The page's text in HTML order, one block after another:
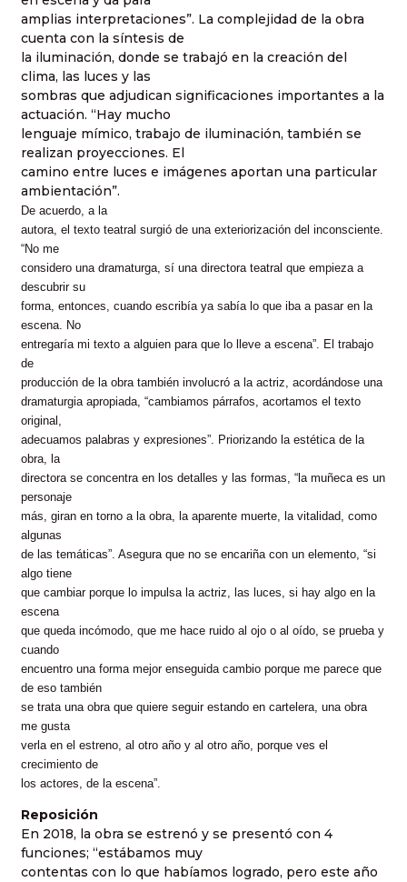
amplias interpretaciones”. La complejidad de la obra
cuenta con la síntesis de
la iluminación, donde se trabajó en la creación del
clima, las luces y las
sombras que adjudican significaciones importantes a la
actuación. “Hay mucho
lenguaje mímico, trabajo de iluminación, también se
realizan proyecciones. El
camino entre luces e imágenes aportan una particular
ambientación”.
De acuerdo, a la
autora, el texto teatral surgió de una exteriorización del inconsciente.
“No me
considero una dramaturga, sí una directora teatral que empieza a
descubrir su
forma, entonces, cuando escribía ya sabía lo que iba a pasar en la
escena. No
entregaría mi texto a alguien para que lo lleve a escena”. El trabajo
de
producción de la obra también involucró a la actriz, acordándose una
dramaturgia apropiada, “cambiamos párrafos, acortamos el texto
original,
adecuamos palabras y expresiones”. Priorizando la estética de la
obra, la
directora se concentra en los detalles y las formas, “la muñeca es un
personaje
más, giran en torno a la obra, la aparente muerte, la vitalidad, como
algunas
de las temáticas”. Asegura que no se encariña con un elemento, “si
algo tiene
que cambiar porque lo impulsa la actriz, las luces, si hay algo en la
escena
que queda incómodo, que me hace ruido al ojo o al oído, se prueba y
cuando
encuentro una forma mejor enseguida cambio porque me parece que
de eso también
se trata una obra que quiere seguir estando en cartelera, una obra
me gusta
verla en el estreno, al otro año y al otro año, porque ves el
crecimiento de
los actores, de la escena”.
Reposición
En 2018, la obra se estrenó y se presentó con 4
funciones; “estábamos muy
contentas con lo que habíamos logrado, pero este año